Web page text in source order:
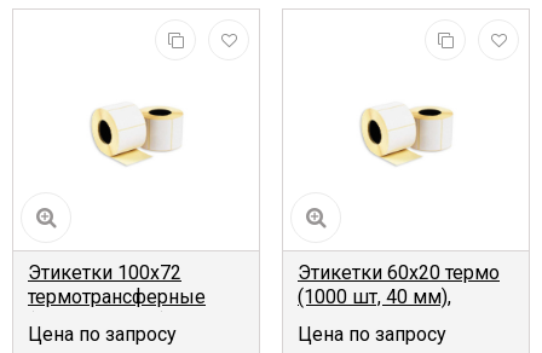
Этикетки 100x72
термотрансферные
Цена по запросу
Этикетки 60x20 термо
(1000 шт, 40 мм),
Цена по запросу